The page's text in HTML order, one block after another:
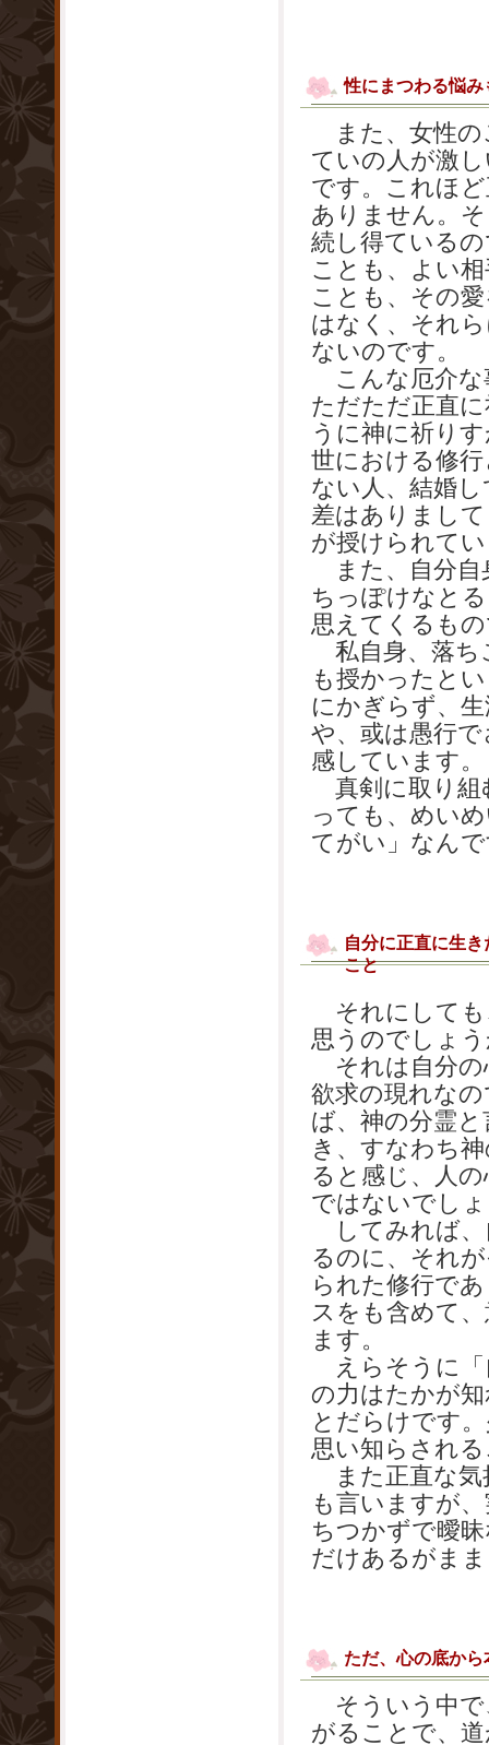
性にまつわる悩
また、女性の
ていの人が激
です。これほ
ありません。
続し得ている
ことも、よい
ことも、その
はなく、それ
ないのです。
こんな厄介な
ただただ正直
うに神に祈り
世における修
ない人、結婚
差はありまし
が授けられて
また、自分自
ちっぽけなと
思えてくるも
私自身、落ち
も授かったと
にかぎらず、
や、或は愚行
感しています。
真剣に取り組
っても、めい
てがい」なん
自分に正直に生
こと
それにしても
思うのでしょ
それは自分の
欲求の現れな
ば、神の分霊
き、すなわち
ると感じ、人
ではないでし
してみれば、
るのに、それ
られた修行で
スをも含めて
ます。
えらそうに「
の力はたかが
とだらけです
思い知らされ
また正直な気
も言いますが
ちつかずで曖
だけあるがま
ただ、心の底か
そういう中で
がることで、